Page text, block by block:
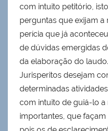
com intuito petitório,
perguntas que exijam a
perícia que já
de dúvidas emergidas
da elaboração do
Jurisperitos desejam
determinadas
com intuito de guiá-lo
importantes, que